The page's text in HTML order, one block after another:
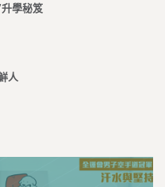
學秘笈
人